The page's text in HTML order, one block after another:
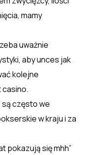
mamy
uważnie
aby unces jak
kolejne
casino.
często we
w kraju i za
pokazują się mhh”